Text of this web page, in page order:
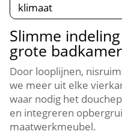
klimaat
Slimme
grote
Door looplijnen,
we meer uit elke
waar nodig het
en integreren
maatwerkmeubel.